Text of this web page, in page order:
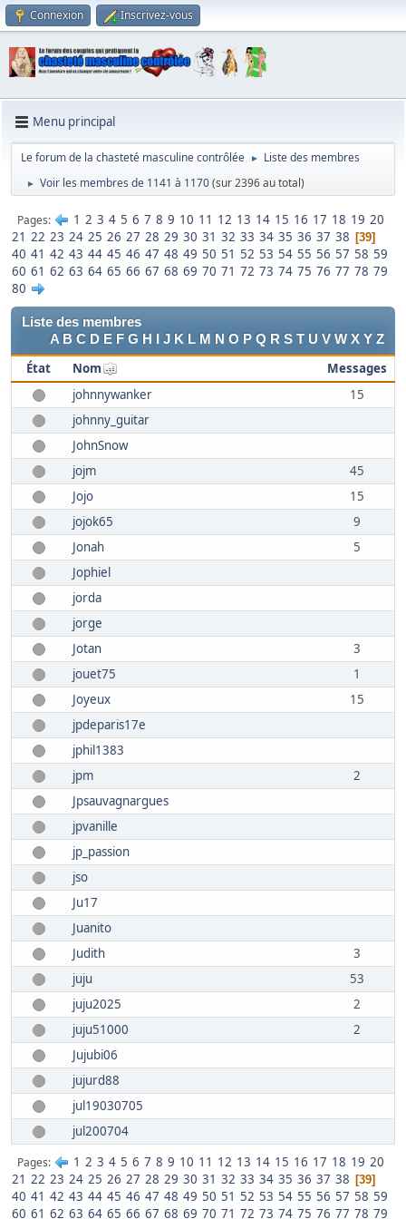
Connexion Inscrivez-vous
Menu principal
Le forum de la chasteté masculine contrôlée ► Liste des membres
► Voir les membres de 1141 à 1170(sur 2396 au total)
Pages 1 2 3 4 5 6 7 8 9 10 11 12 13 14 15 16 17 18 19 20
21 22 23 24 25 26 27 28 29 30 31 32 33 34 35 36 37 38 39
40 41 42 43 44 45 46 47 48 49 50 51 52 53 54 55 56 57 58 59
60 61 62 63 64 65 66 67 68 69 70 71 72 73 74 75 76 77 78 79
80
Liste des membres
A B C D E F G H I J K L M N O P Q R S T U V W X Y Z
État Nom
Messages
johnnywanker
15
johnny_guitar
JohnSnow
jojm
45
Jojo
15
jojok65
9
Jonah
5
Jophiel
jorda
jorge
Jotan
3
jouet75
1
Joyeux
15
jpdeparis17e
jphil1383
jpm
2
Jpsauvagnargues
jpvanille
jp_passion
jso
Ju17
Juanito
Judith
3
juju
53
juju2025
2
juju51000
2
Jujubi06
jujurd88
jul19030705
jul200704
Pages 1 2 3 4 5 6 7 8 9 10 11 12 13 14 15 16 17 18 19 20
21 22 23 24 25 26 27 28 29 30 31 32 33 34 35 36 37 38 39
40 41 42 43 44 45 46 47 48 49 50 51 52 53 54 55 56 57 58 59
60 61 62 63 64 65 66 67 68 69 70 71 72 73 74 75 76 77 78 79